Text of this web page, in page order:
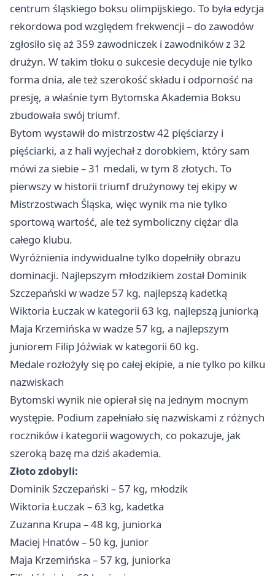
centrum śląskiego boksu olimpijskiego. To była edycja
rekordowa pod względem frekwencji – do zawodów
zgłosiło się aż 359 zawodniczek i zawodników z 32
drużyn. W takim tłoku o sukcesie decyduje nie tylko
forma dnia, ale też szerokość składu i odporność na
presję, a właśnie tym Bytomska Akademia Boksu
zbudowała swój triumf.
Bytom wystawił do mistrzostw 42 pięściarzy i
pięściarki, a z hali wyjechał z dorobkiem, który sam
mówi za siebie – 31 medali, w tym 8 złotych. To
pierwszy w historii triumf drużynowy tej ekipy w
Mistrzostwach Śląska, więc wynik ma nie tylko
sportową wartość, ale też symboliczny ciężar dla
całego klubu.
Wyróżnienia indywidualne tylko dopełniły obrazu
dominacji. Najlepszym młodzikiem został Dominik
Szczepański w wadze 57 kg, najlepszą kadetką
Wiktoria Łuczak w kategorii 63 kg, najlepszą juniorką
Maja Krzemińska w wadze 57 kg, a najlepszym
juniorem Filip Jóźwiak w kategorii 60 kg.
Medale rozłożyły się po całej ekipie, a nie tylko po kilku
nazwiskach
Bytomski wynik nie opierał się na jednym mocnym
występie. Podium zapełniało się nazwiskami z różnych
roczników i kategorii wagowych, co pokazuje, jak
szeroką bazę ma dziś akademia.
Złoto zdobyli:
Dominik Szczepański – 57 kg, młodzik
Wiktoria Łuczak – 63 kg, kadetka
Zuzanna Krupa – 48 kg, juniorka
Maciej Hnatów – 50 kg, junior
Maja Krzemińska – 57 kg, juniorka